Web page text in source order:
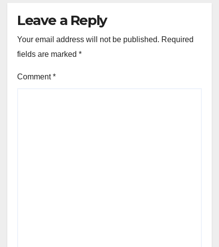
Leave a Reply
Your email address will not be published. Required
fields are marked *
Comment*